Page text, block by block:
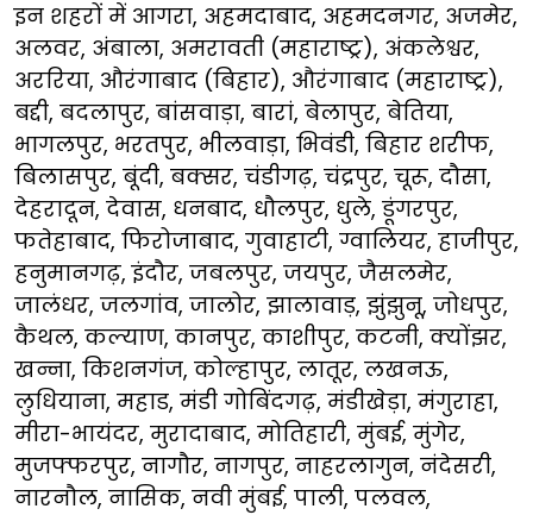
इन शहरों में आगरा, अहमदाबाद, अहमदनगर, अजमेर,
अलवर, अंबाला, अमरावती (महाराष्ट्र), अंकलेश्वर,
अररिया, औरंगाबाद (बिहार), औरंगाबाद (महाराष्ट्र),
बद्दी, बदलापुर, बांसवाड़ा, बारां, बेलापुर, बेतिया,
भागलपुर, भरतपुर, भीलवाड़ा, भिवंडी, बिहार शरीफ,
बिलासपुर, बूंदी, बक्सर, चंडीगढ़, चंद्रपुर, चूरू, दौसा,
देहरादून, देवास, धनबाद, धौलपुर, धुले, डूंगरपुर,
फतेहाबाद, फिरोजाबाद, गुवाहाटी, ग्वालियर, हाजीपुर,
हनुमानगढ़, इंदौर, जबलपुर, जयपुर, जैसलमेर,
जालंधर, जलगांव, जालोर, झालावाड़, झुंझुनू, जोधपुर,
कैथल, कल्याण, कानपुर, काशीपुर, कटनी, क्योंझर,
खन्ना, किशनगंज, कोल्हापुर, लातूर, लखनऊ,
लुधियाना, महाड, मंडी गोबिंदगढ़, मंडीखेड़ा, मंगुराहा,
मीरा-भायंदर, मुरादाबाद, मोतिहारी, मुंबई, मुंगेर,
मुजफ्फरपुर, नागौर, नागपुर, नाहरलागुन, नंदेसरी,
नारनौल, नासिक, नवी मुंबई, पाली, पलवल,